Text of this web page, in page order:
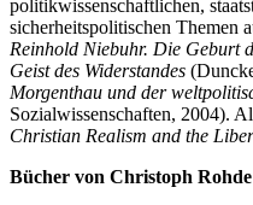
politikwissenschaftlichen,
sicherheitspolitischen Themen
Reinhold Niebuhr. Die Geburt
Geist des Widerstandes
Morgenthau und der
Sozialwissenschaften, 2004).
Christian Realism and the
Bücher von Christoph